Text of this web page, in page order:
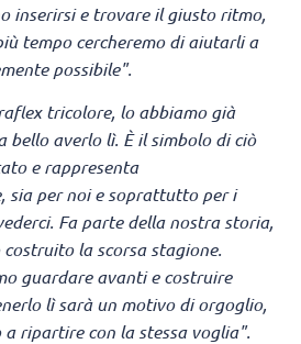
inserirsi e trovare il giusto ritmo,
tempo cercheremo di aiutarli a
possibile".
tricolore, lo abbiamo già
bello averlo lì. È il simbolo di ciò
e rappresenta
sia per noi e soprattutto per i
Fa parte della nostra storia,
la scorsa stagione.
guardare avanti e costruire
lì sarà un motivo di orgoglio,
ripartire con la stessa voglia".